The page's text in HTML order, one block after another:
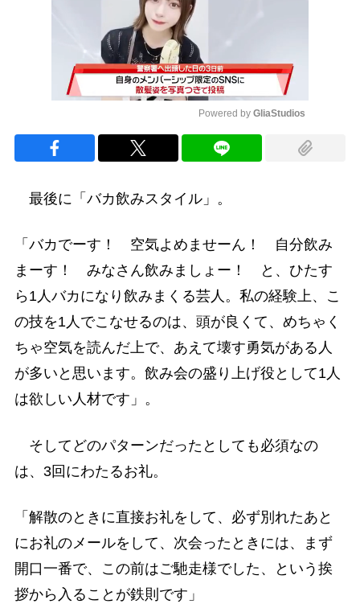
Powered by GliaStudios
最後に「バカ飲みスタイル」。
「バカでーす！ 空気よめませーん！ 自分飲み
まーす！ みなさん飲みましょー！ と、ひたす
ら1人バカになり飲みまくる芸人。私の経験上、こ
の技を1人でこなせるのは、頭が良くて、めちゃく
ちゃ空気を読んだ上で、あえて壊す勇気がある人
が多いと思います。飲み会の盛り上げ役として1人
は欲しい人材です」。
そしてどのパターンだったとしても必須なの
は、3回にわたるお礼。
「解散のときに直接お礼をして、必ず別れたあと
にお礼のメールをして、次会ったときには、まず
開口一番で、この前はご馳走様でした、という挨
拶から入ることが鉄則です」